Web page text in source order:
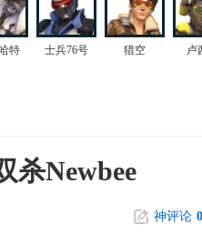
特 士兵76号 猎空 卢
杀Newbee
神评论 0